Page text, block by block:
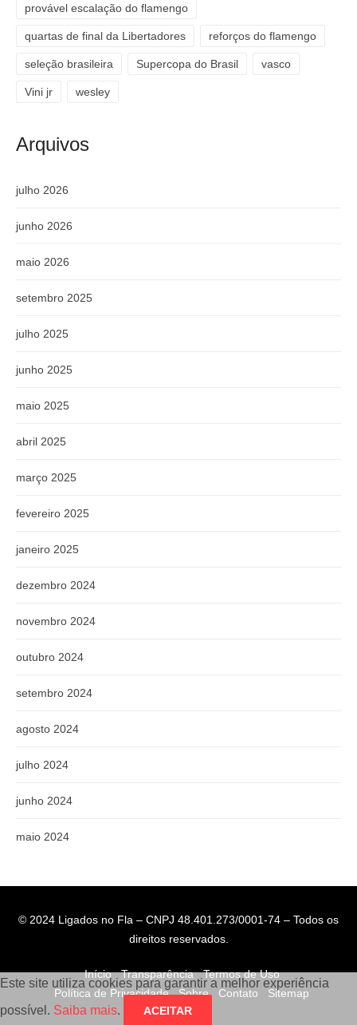
provável escalação do flamengo
quartas de final da Libertadores reforços do flamengo
seleção brasileira Supercopa do Brasil vasco
Vini jr wesley
Arquivos
julho 2026
junho 2026
maio 2026
setembro 2025
julho 2025
junho 2025
maio 2025
abril 2025
março 2025
fevereiro 2025
janeiro 2025
dezembro 2024
novembro 2024
outubro 2024
setembro 2024
agosto 2024
julho 2024
junho 2024
maio 2024
© 2024 Ligados no Fla – CNPJ 48.401.273/0001-74 – Todos os
direitos reservados.
Início Transparência
Termos de Uso
Política de Privacidade
Sobre Contato Sitemap
Este site utiliza cookies para garantir a melhor experiência
possível. Saiba mais. ACEITAR